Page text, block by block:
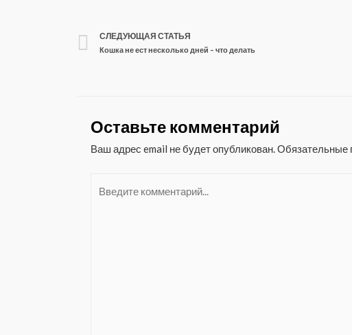
СЛЕДУЮЩАЯ СТАТЬЯ
Кошка не ест несколько дней – что делать
Оставьте комментарий
Ваш адрес email не будет опубликован.Обязательные